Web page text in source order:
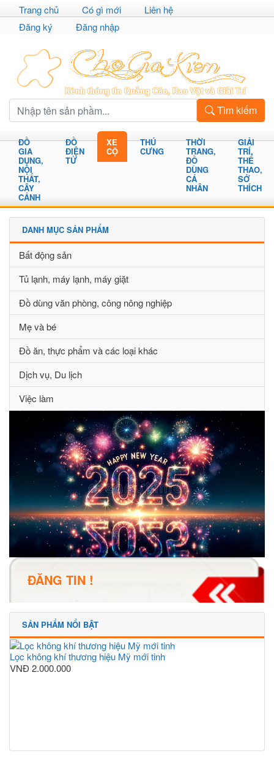
Trang chủ Có gì mới
Liên hệ
Đăng ký
Đăng nhập
Tìm kiếm
ĐỒ
GIA
DỤNG,
NỘI
THẤT,
CÂY
CẢNH
ĐỒ
ĐIỆN
TỬ
XE
CỘ
THÚ
CƯNG
THỜI
TRANG,
ĐỒ
DÙNG
CÁ
NHÂN
GIẢI
TRÍ,
THỂ
THAO,
SỞ
THÍCH
DANH MỤC SẢN PHẨM
Bất động sản
Tủ lạnh, máy lạnh, máy giặt
Đồ dùng văn phòng, công nông nghiệp
Mẹ và bé
Đồ ăn, thực phẩm và các loại khác
Dịch vụ, Du lịch
Việc làm
ĐĂNG TIN !
SẢN PHẨM NỔI BẬT
Lọc không khí thương hiệu Mỹ mới tinh
VNĐ 2.000.000